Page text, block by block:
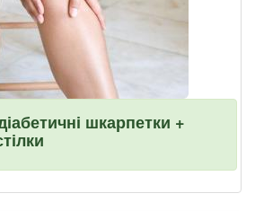
шкарпетки +